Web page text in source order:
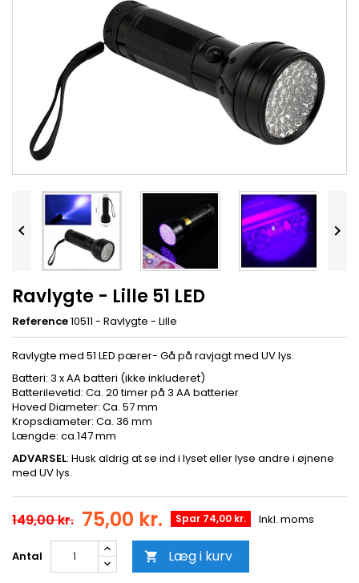
 
Ravlygte - Lille 51 LED
Reference10511 - Ravlygte - Lille
Ravlygte med 51 LED pærer- Gå på ravjagt med UV lys.
Batteri: 3 x AA batteri (ikke inkluderet)
Batterilevetid: Ca. 20 timer på 3 AA batterier
Hoved Diameter: Ca. 57 mm
Kropsdiameter: Ca. 36 mm
Længde: ca.147 mm
ADVARSEL: Husk aldrig at se ind i lyset eller lyse andre i øjnene
med UV lys.
149,00 kr. 75,00 kr. Spar 74,00 kr. Inkl. moms
Antal  Læg i kurv